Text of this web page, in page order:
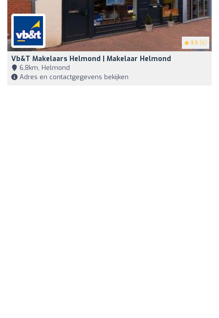
3.5 (6)
Vb&t Makelaars Helmond | Makelaar Helmond
6,8km, Helmond
Adres en contactgegevens bekijken